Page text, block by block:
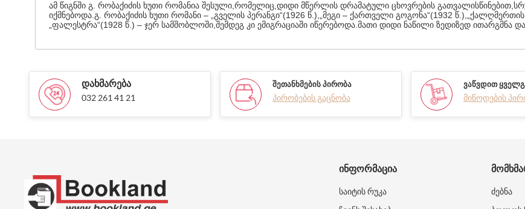
ამ წიგნში გ. რობაქიძის ხუთი რომანია შესული,რომელიც,დიდი მწერლის დრამატული ცხოვრების
იქმნებოდა.გ. რობაქიძის ხუთი რომანი – „გველის პერანგი“(1926 წ.),„მეგი – ქართველი გოგონა“(1932
„ფალესტრა“(1928 წ.) – ჯერ სამშობლოში,შემდეგ კი ემიგრაციაში იწერებოდა.მათი დიდი ნაწილი ზედიზედ ითარგმნა
ᲓᲐᲮᲛᲐᲠᲔᲑᲐ
032 261 41 21
ᲨᲔᲗᲐᲜᲮᲛᲔᲑᲘᲡ ᲞᲘᲠᲝᲑᲐ
პირობების გაცნობა
ᲕᲐᲬᲕᲓᲘᲗ
მიწოდების
ᲘᲜᲤᲝᲠᲛᲐᲪᲘᲐ
საიტის რუკა
ძებნა